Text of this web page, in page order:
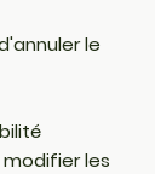
le
les